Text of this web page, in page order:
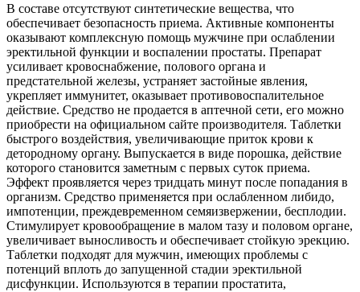
В составе отсутствуют синтетические вещества, что
обеспечивает безопасность приема. Активные компоненты
оказывают комплексную помощь мужчине при ослаблении
эректильной функции и воспалении простаты. Препарат
усиливает кровоснабжение, полового органа и
предстательной железы, устраняет застойные явления,
укрепляет иммунитет, оказывает противовоспалительное
действие. Средство не продается в аптечной сети, его можно
приобрести на официальном сайте производителя. Таблетки
быстрого воздействия, увеличивающие приток крови к
детородному органу. Выпускается в виде порошка, действие
которого становится заметным с первых суток приема.
Эффект проявляется через тридцать минут после попадания в
организм. Средство применяется при ослабленном либидо,
импотенции, преждевременном семяизвержении, бесплодии.
Стимулирует кровообращение в малом тазу и половом органе,
увеличивает выносливость и обеспечивает стойкую эрекцию.
Таблетки подходят для мужчин, имеющих проблемы с
потенций вплоть до запущенной стадии эректильной
дисфункции. Используются в терапии простатита,